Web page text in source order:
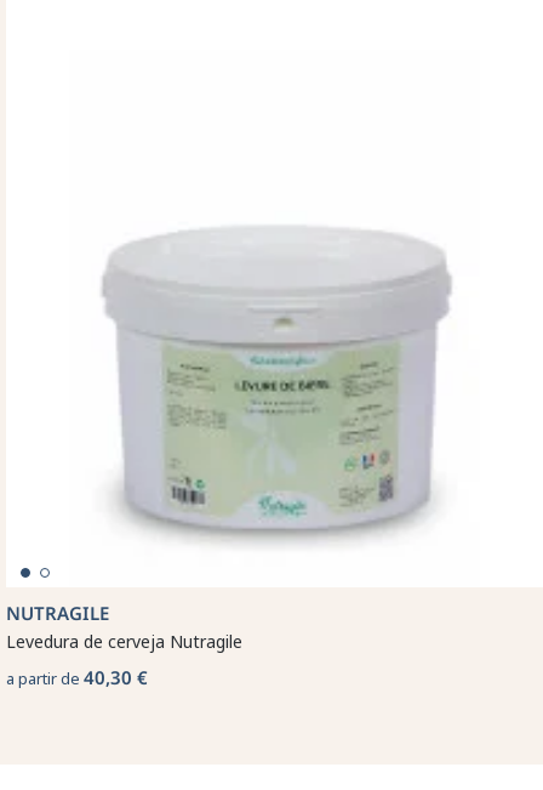
NUTRAGILE
Levedura de cerveja Nutragile
a partir de 40,30 €